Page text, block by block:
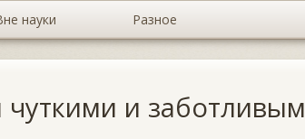
науки Разное
и